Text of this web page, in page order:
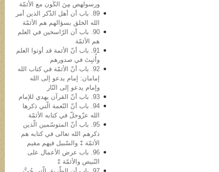
ورسولهص مِنَ الکَون مع الأئمّة
89. باب أن أهل الذّکر الذین أمر
الله الخلق بسؤالهم هم الأئمّة
90. باب أن الرّاسخین في العلم
هم الأئمّة
91. باب أنّ الأئمة قد أوتوا العلم
وأُثبِتَ في صدورهم
92. باب أنّ الأئمّة في کتاب الله
إمامان: إمام یدعو إلى الله
وإمام یدعو إلى النّار
93. باب أنّ القرآن یهدي للإمام
94. باب أنّ النّعمة الّتي ذکرها
الله عزّوجلّ في کتابه الأئمّة
95. باب أنّ المتوسّمین الّذین
ذکرهم الله تعالى في کتابه هم
الأئمّة ‡ والسّبیل فیهم مقیم
96. باب عرض الأعمال علی
النّبيص والأئمّة ‡